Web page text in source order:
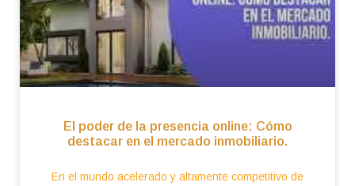
El poder de la presencia online: Cómo
destacar en el mercado inmobiliario.
En el mundo acelerado y altamente competitivo de